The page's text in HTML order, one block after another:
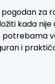
za
kada
i